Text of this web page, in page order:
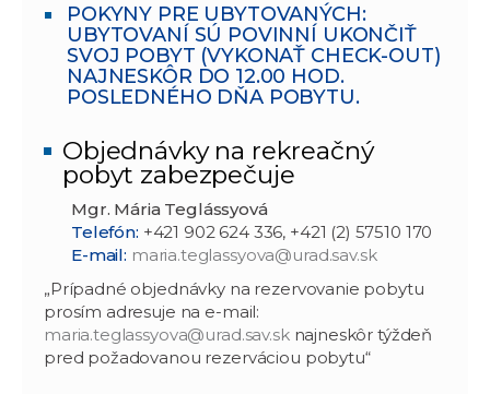
POKYNY PRE UBYTOVANÝCH:
UBYTOVANÍ SÚ POVINNÍ UKONČIŤ
SVOJ POBYT (VYKONAŤ CHECK-OUT)
NAJNESKÔR DO 12.00 HOD.
POSLEDNÉHO DŇA POBYTU.
Objednávky na rekreačný
pobyt zabezpečuje
Mgr. Mária Teglássyová
Telefón: +421 902 624 336, +421 (2) 57510 170
E-mail: maria.teglassyova@urad.sav.sk
„Prípadné objednávky na rezervovanie pobytu
prosím adresuje na e-mail:
maria.teglassyova@urad.sav.sknajneskôr týždeň
pred požadovanou rezerváciou pobytu“